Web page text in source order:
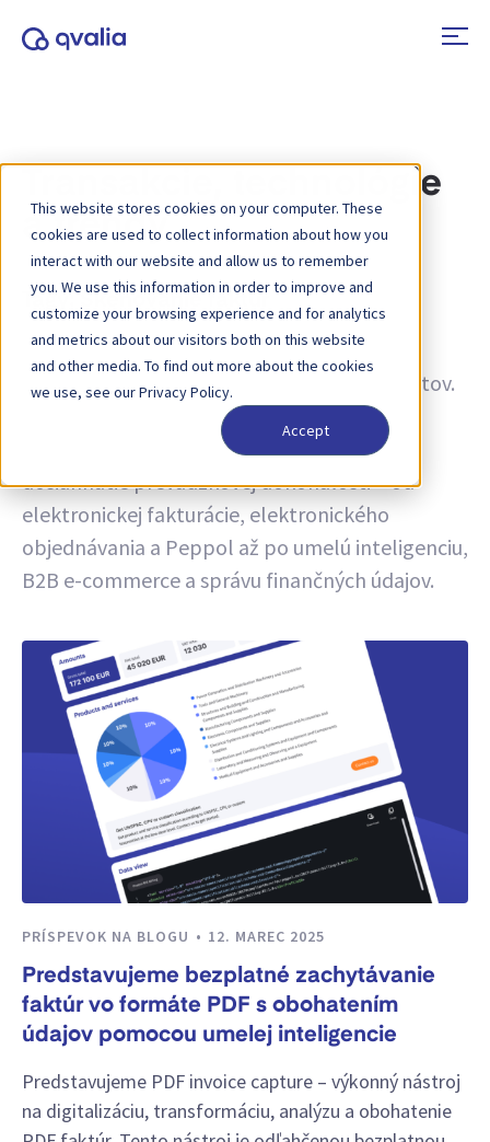
This website stores cookies on your computer. These
cookies are used to collect information about how you
interact with our website and allow us to remember
you. We use this information in order to improve and
customize your browsing experience and for analytics
and metrics about our visitors both on this website
and other media. To find out more about the cookies
we use, see our Privacy Policy.
Accept
Transakcie, technológie
a trendy
Tagy:
Informácie o transakciách, technológiách a
trendoch a novinky o aktualizáciách produktov.
Získajte viac informácií o tom, ako zlepšiť
procesy a ako využiť transakčné údaje na
dosiahnutie prevádzkovej dokonalosti – od
elektronickej fakturácie, elektronického
objednávania a Peppol až po umelú inteligenciu,
B2B e-commerce a správu finančných údajov.
PRÍSPEVOK NA BLOGU 12. MAREC 2025
Predstavujeme bezplatné zachytávanie
faktúr vo formáte PDF s obohatením
údajov pomocou umelej inteligencie
Predstavujeme PDF invoice capture – výkonný nástroj
na digitalizáciu, transformáciu, analýzu a obohatenie